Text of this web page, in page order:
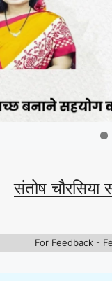
संतोष
For Feedback -